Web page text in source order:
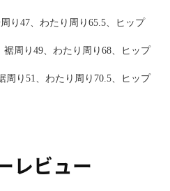
り47、わたり周り65.5、ヒップ
周り49、わたり周り68、ヒップ
周り51、わたり周り70.5、ヒップ
レビュー